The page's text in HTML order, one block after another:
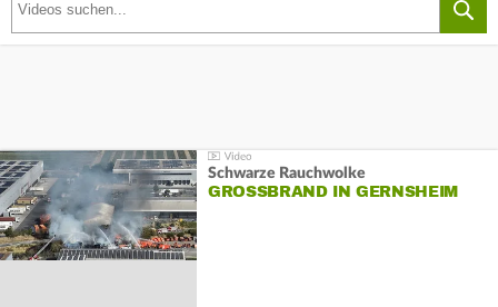
Schwarze Rauchwolke
GROSSBRAND IN GERNSHEIM